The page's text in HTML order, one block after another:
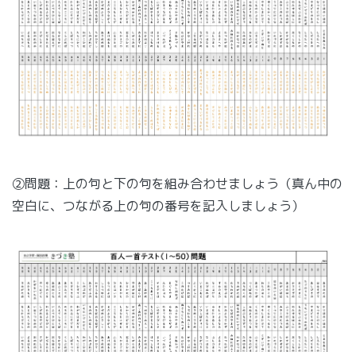
②問題：上の句と下の句を組み合わせましょう（真ん中の
空白に、つながる上の句の番号を記入しましょう）